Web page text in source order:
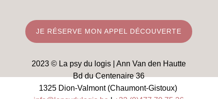
JE RÉSERVE MON APPEL DÉCOUVERTE
2023 © La psy du logis | Ann Van den Hautte
Bd du Centenaire 36
1325 Dion-Valmont (Chaumont-Gistoux)